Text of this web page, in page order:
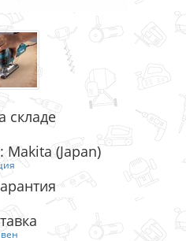
складе
Makita (Japan)